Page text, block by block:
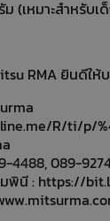
(เหมาะสำหรับเ
RMA ยินดีใ
R/ti/p/
4488, 089-
พินี : https://